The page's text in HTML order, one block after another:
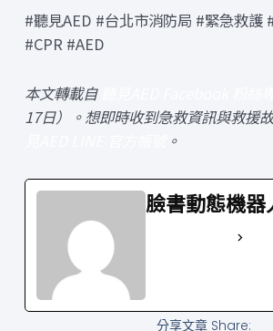
#聽見AED #台北市消防局 #緊急救護
#CPR #AED
本文轉載自
17日）。想即時收到急救資訊與救援
。
臉書動態機器
分享文章 Share: